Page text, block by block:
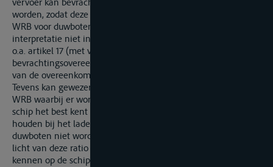
worden, zodat deze bepaling het toepassingsgebied van de
WRB voor duwboten uitsluit. In dezelfde zin kan een ruime
interpretatie niet in overeenstemming worden gebracht met
o.a. artikel 17 (met verwijzing naar de
bevrachtingsovereenkomst) en artikel 36 WRB (verbreking
van de overeenkomst alvorens inlading).
Tevens kan gewezen worden op de ratio legis van artikel 8
WRB waarbij er wordt vanuit gegaan dat de schipper zijn
schip het best kent en vanuit deze kennis toezicht dient te
houden bij het laden, lossen en stuwen. Aangezien de
duwboten niet worden geladen, gelost of gestuwd, kan in het
licht van deze ratio legis artikel 8 WRB geen toepassing
kennen op de schipper van de duwboot.